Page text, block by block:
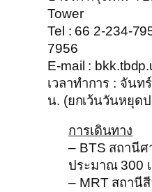
Tower
Tel : 66 2-234-
7956
E-mail :
เวลาทำการ : จันท
น. (ยกเว้นวันหยุด
การเดินทาง
– BTS สถานีศ
ประมาณ 300
– MRT สถานี